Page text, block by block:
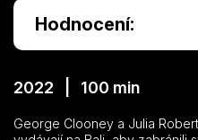
Hodnocení:
2022 | 100 min
George Clooney a Julia